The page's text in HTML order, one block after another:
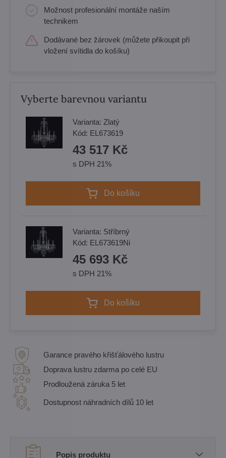
Možnost profesionální montáže naším
technikem
Dodávané bez žárovek (můžete přikoupit při
vložení svítidla do košíku)
Vyberte barevnou variantu
Varianta: Zlatý
Kód: EL673619
43 517 Kč
s DPH 21%
Do košíku
Varianta: Stříbrný
Kód: EL673619Ni
45 693 Kč
s DPH 21%
Do košíku
Garance pravého křišťálového lustru
Doprava lustru zdarma po celé EU
Prodloužená záruka 5 let
Dostupnost náhradních dílů 10 let
Popis produktu